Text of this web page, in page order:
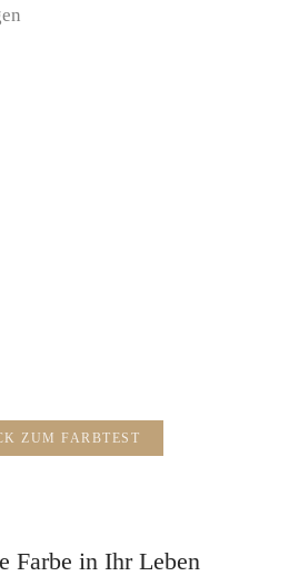
ZUM FARBTEST
Farbe in Ihr Leben